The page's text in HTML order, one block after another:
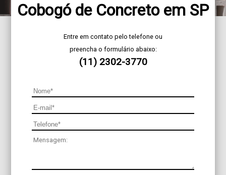
Cobogó de Concreto em SP
Entre em contato pelo telefone ou
preencha o formulário abaixo:
(11) 2302-3770